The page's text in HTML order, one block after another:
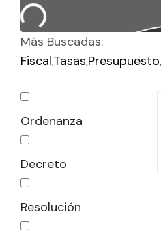
Más Buscadas:
FiscalTasas Presupuesto
Ordenanza
Decreto
Resolución